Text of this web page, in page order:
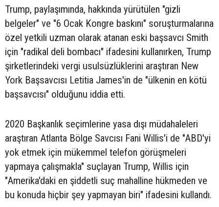
Trump, paylaşımında, hakkında yürütülen "gizli
belgeler" ve "6 Ocak Kongre baskını" soruşturmalarına
özel yetkili uzman olarak atanan eski başsavcı Smith
için "radikal deli bombacı" ifadesini kullanırken, Trump
şirketlerindeki vergi usulsüzlüklerini araştıran New
York Başsavcısı Letitia James'in de "ülkenin en kötü
başsavcısı" olduğunu iddia etti.
2020 Başkanlık seçimlerine yasa dışı müdahaleleri
araştıran Atlanta Bölge Savcısı Fani Willis'i de "ABD'yi
yok etmek için mükemmel telefon görüşmeleri
yapmaya çalışmakla" suçlayan Trump, Willis için
"Amerika'daki en şiddetli suç mahalline hükmeden ve
bu konuda hiçbir şey yapmayan biri" ifadesini kullandı.